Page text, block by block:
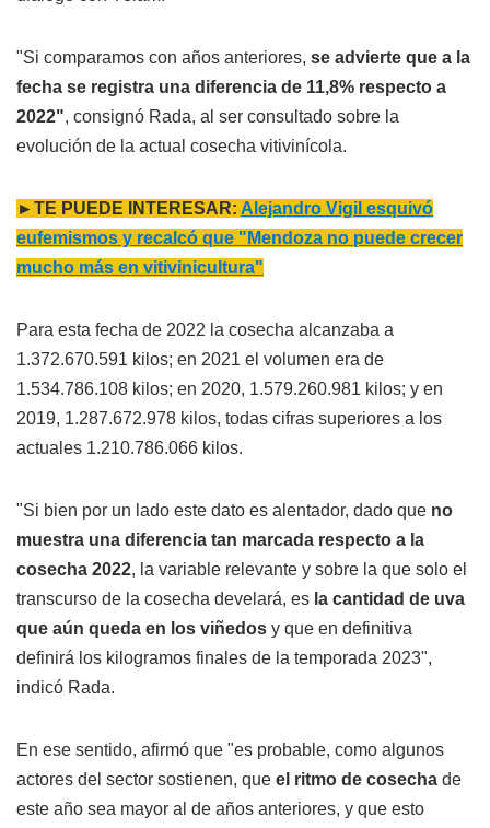
"Si comparamos con años anteriores, se advierte que a la
fecha se registra una diferencia de 11,8% respecto a
2022", consignó Rada, al ser consultado sobre la
evolución de la actual cosecha vitivinícola.
►TE PUEDE INTERESAR: Alejandro Vigil esquivó
eufemismos y recalcó que "Mendoza no puede crecer
mucho más en vitivinicultura"
Para esta fecha de 2022 la cosecha alcanzaba a
1.372.670.591 kilos; en 2021 el volumen era de
1.534.786.108 kilos; en 2020, 1.579.260.981 kilos; y en
2019, 1.287.672.978 kilos, todas cifras superiores a los
actuales 1.210.786.066 kilos.
"Si bien por un lado este dato es alentador, dado que no
muestra una diferencia tan marcada respecto a la
cosecha 2022, la variable relevante y sobre la que solo el
transcurso de la cosecha develará, es la cantidad de uva
que aún queda en los viñedos y que en definitiva
definirá los kilogramos finales de la temporada 2023",
indicó Rada.
En ese sentido, afirmó que "es probable, como algunos
actores del sector sostienen, que el ritmo de cosecha de
este año sea mayor al de años anteriores, y que esto